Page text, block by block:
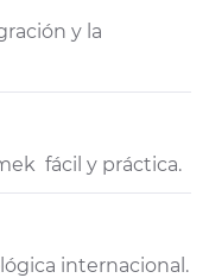
y la
fácil y práctica.
internacional.